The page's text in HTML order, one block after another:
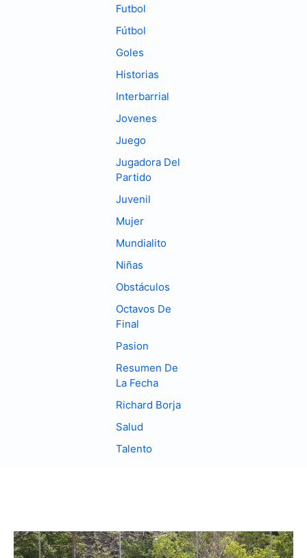
Futbol
Fútbol
Goles
Historias
Interbarrial
Jovenes
Juego
Jugadora Del
Partido
Juvenil
Mujer
Mundialito
Niñas
Obstáculos
Octavos De
Final
Pasion
Resumen De
La Fecha
Richard Borja
Salud
Talento